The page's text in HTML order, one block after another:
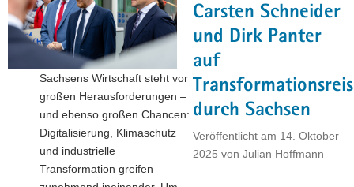
sächsischen
Sicherheits-
und
Verteidigungsindustrie"
Carsten Schneider
und Dirk Panter
auf
durch Sachsen
Veröffentlicht am 14. Oktober
2025 von Julian Hoffmann
Sachsens Wirtschaft steht vor
großen Herausforderungen –
und ebenso großen Chancen:
Digitalisierung, Klimaschutz
und industrielle
Transformation greifen